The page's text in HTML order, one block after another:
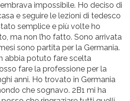
impossibile. Ho deciso di
e seguire le lezioni di tedesco
semplice e più volte ho
ma non l’ho fatto. Sono arrivata
sono partita per la Germania.
abbia potuto fare scelta
fare la professione per la
anni. Ho trovato in Germania
che sognavo. 2B1 mi ha